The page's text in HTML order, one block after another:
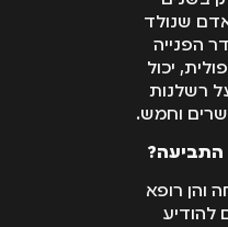
שנולד
הפנייה
יכול
רשלנות
וחמש.
התביעה?
והן רופא
להודיע